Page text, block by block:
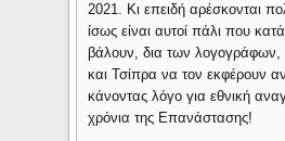
2021. Κι επειδή αρέσκονται
ίσως είναι αυτοί πάλι που
βάλουν, δια των λογογράφων,
και Τσίπρα να τον εκφέρουν
κάνοντας λόγο για εθνική
χρόνια της Επανάστασης!